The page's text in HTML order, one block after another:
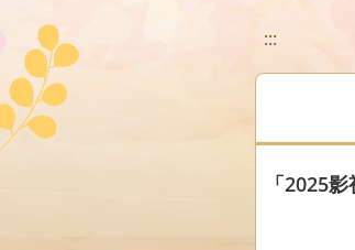
:::
「2025